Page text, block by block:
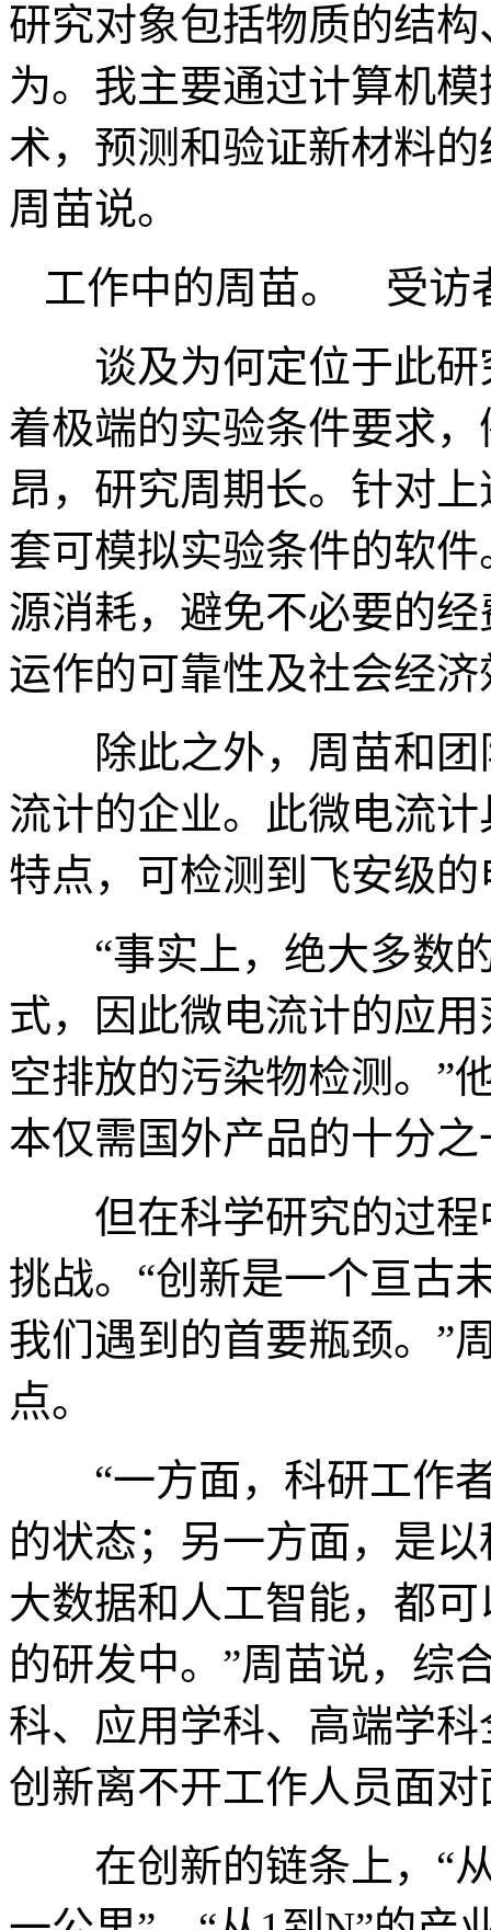
研究对象包括物质的结
为。我主要通过计算机
术，预测和验证新材料
周苗说。
工作中的周苗。 受访
谈及为何定位于此研
着极端的实验条件要求
昂，研究周期长。针对
套可模拟实验条件的软
源消耗，避免不必要的
运作的可靠性及社会经济
除此之外，周苗和团
流计的企业。此微电流
特点，可检测到飞安级的
“事实上，绝大多数的
式，因此微电流计的应
空排放的污染物检测。”
本仅需国外产品的十分之
但在科学研究的过程
挑战。“创新是一个亘古
我们遇到的首要瓶颈。”
点。
“一方面，科研工作者
的状态；另一方面，是
大数据和人工智能，都
的研发中。”周苗说，综
科、应用学科、高端学
创新离不开工作人员面
在创新的链条上，“从